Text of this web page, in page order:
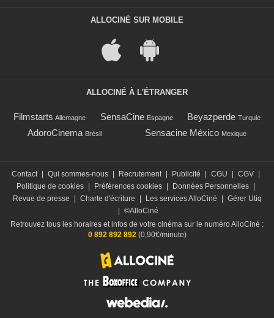
ALLOCINÉ SUR MOBILE
ALLOCINÉ À L'ÉTRANGER
Filmstarts Allemagne SensaCine Espagne Beyazperde Turquie
AdoroCinema Brésil Sensacine México Mexique
Contact Qui sommes-nous Recrutement Publicité CGU CGV
Politique de cookies
Préférences cookies Données Personnelles
Revue de presse
Charte d'écriture Les services AlloCiné
Gérer Utiq
©AlloCiné
Retrouvez tous les horaires et infos de votre cinéma sur le numéro AlloCiné :
0 892 892 892(0,90€/minute)